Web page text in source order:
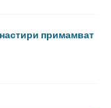
примамват